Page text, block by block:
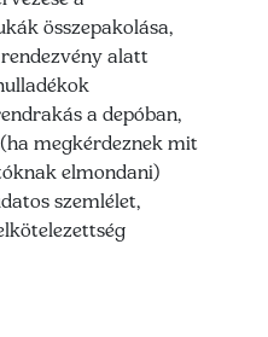
összepakolása,
alatt
a depóban,
megkérdeznek mit
elmondani)
szemlélet,